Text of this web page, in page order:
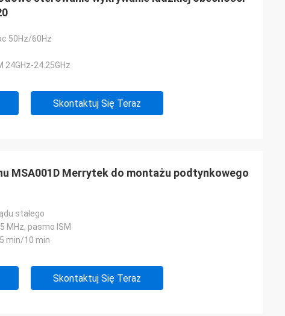
50Hz/60Hz
24GHz-24.25GHz
Skontaktuj Się Teraz
MSA001D Merrytek do montażu podtynkowego
stałego
MHz, pasmo ISM
min/10 min
Skontaktuj Się Teraz